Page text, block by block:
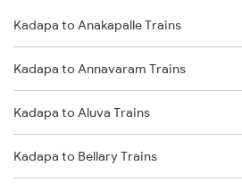
Kadapa to Adoni Trains
Arakkonam to Tiruppur Trains
Arakkonam to Bangarapet Trains
Kadapa to Anakapalle Trains
Kadapa to Annavaram Trains
Kadapa to Aluva Trains
Kadapa to Bellary Trains